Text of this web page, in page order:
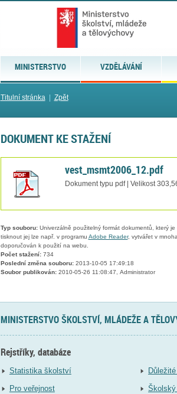
MINISTERSTVO VZDĚLÁVÁNÍ
Titulní stránka| Zpět
DOKUMENT KE STAŽENÍ
vest_msmt2006_12.pdf
Dokument typu pdf | Velikost
Typ souboru:Univerzálně použitelný formát dokumentů, který
tisknout jej lze např. v programu Adobe Reader, vytvářet v
doporučován k použití na webu.
Počet stažení:734
Poslední změna souboru:2013-10-05 17:49:18
Soubor publikován:2010-05-26 11:08:47, Administrator
MINISTERSTVO ŠKOLSTVÍ, MLÁDEŽE A
Rejstříky, databáze
Statistika školství
Pro veřejnost